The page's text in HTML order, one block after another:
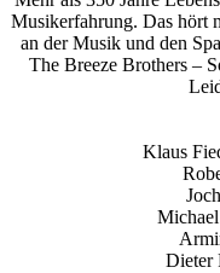
Musikerfahrung. Das hört
an der Musik und den
The Breeze Brothers –
Klaus
Dieter